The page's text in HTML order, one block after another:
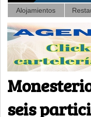
Alojamientos
seis